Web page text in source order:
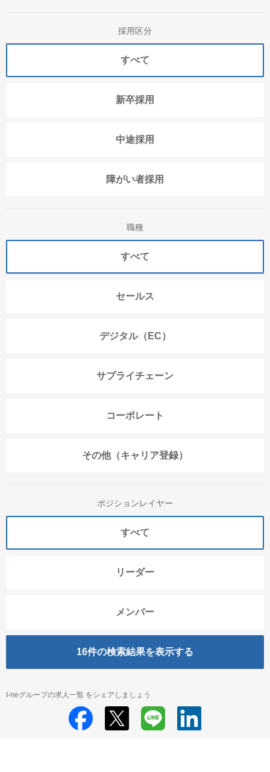
採用区分
すべて
新卒採用
中途採用
障がい者採用
職種
すべて
セールス
デジタル（EC）
サプライチェーン
コーポレート
その他（キャリア登録）
ポジションレイヤー
すべて
リーダー
メンバー
16件の検索結果を表示する
I-neグループの求人一覧 をシェアしましょう